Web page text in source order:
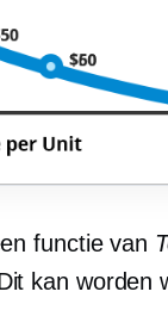
functie van
kan worden